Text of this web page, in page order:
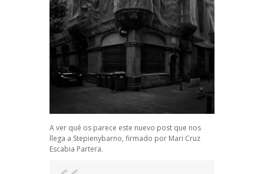
A ver qué os parece este nuevo post que nos
llega a Stepienybarno, firmado por Mari Cruz
Escabia Partera.